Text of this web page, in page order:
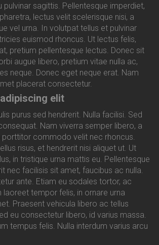
pulvinar sagittis. Pellentesque imperdiet,
lectus velit scelerisque nisi, a
vel urna. In volutpat tellus et pulvinar
euismod rhoncus. Ut lectus felis,
pretium pellentesque lectus. Donec sit
augue libero, pretium vitae nulla ac,
neque. Donec eget neque erat. Nam
placerat consectetur.
elit
purus sed hendrerit. Nulla facilisi. Sed
Nam viverra semper libero, a
porttitor commodo velit nec rhoncus.
risus, et hendrerit nisi aliquet ut. Ut
in tristique urna mattis eu. Pellentesque
nec facilisis sit amet, faucibus ac nulla.
ante. Etiam eu sodales tortor, ac
laoreet tempor felis, in ornare urna
Praesent vehicula libero ac tellus
eu consectetur libero, id varius massa.
tempus felis. Nulla interdum varius arcu